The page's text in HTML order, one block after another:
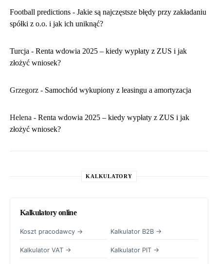
Football predictions - Jakie są najczęstsze błędy przy zakładaniu
spółki z o.o. i jak ich uniknąć?
Turcja - Renta wdowia 2025 – kiedy wypłaty z ZUS i jak
złożyć wniosek?
Grzegorz - Samochód wykupiony z leasingu a amortyzacja
Helena - Renta wdowia 2025 – kiedy wypłaty z ZUS i jak
złożyć wniosek?
KALKULATORY
Kalkulatory online
Koszt pracodawcy → Kalkulator B2B →
Kalkulator VAT → Kalkulator PIT →